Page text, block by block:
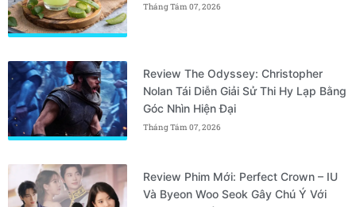
Tháng Tám 07, 2026
Review The Odyssey: Christopher
Nolan Tái Diễn Giải Sử Thi Hy Lạp Bằng
Góc Nhìn Hiện Đại
Tháng Tám 07, 2026
Review Phim Mới: Perfect Crown – IU
Và Byeon Woo Seok Gây Chú Ý Với